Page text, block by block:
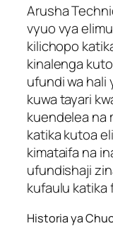
Arusha
vyuo vya
kilichopo
kinalenga
ufundi wa hali
kuwa tayari
kuendelea na
katika kutoa
kimataifa na
ufundishaji
kufaulu katika
Historia ya